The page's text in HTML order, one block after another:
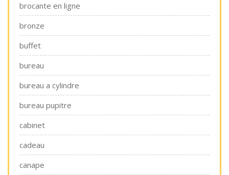
brocante en ligne
bronze
buffet
bureau
bureau a cylindre
bureau pupitre
cabinet
cadeau
canape